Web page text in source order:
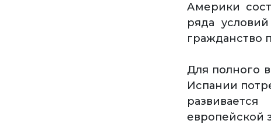
Америки
ряда
гражданство
Для полного
Испании
европейской